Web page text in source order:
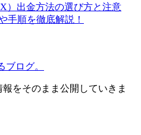
）出金方法の選び方と注意
手順を徹底解説！
ログ。
をそのまま公開していきま